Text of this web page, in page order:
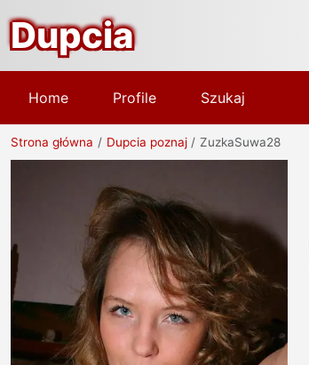
Dupcia
Home Profile Szukaj
Strona główna Dupcia poznaj ZuzkaSuwa28